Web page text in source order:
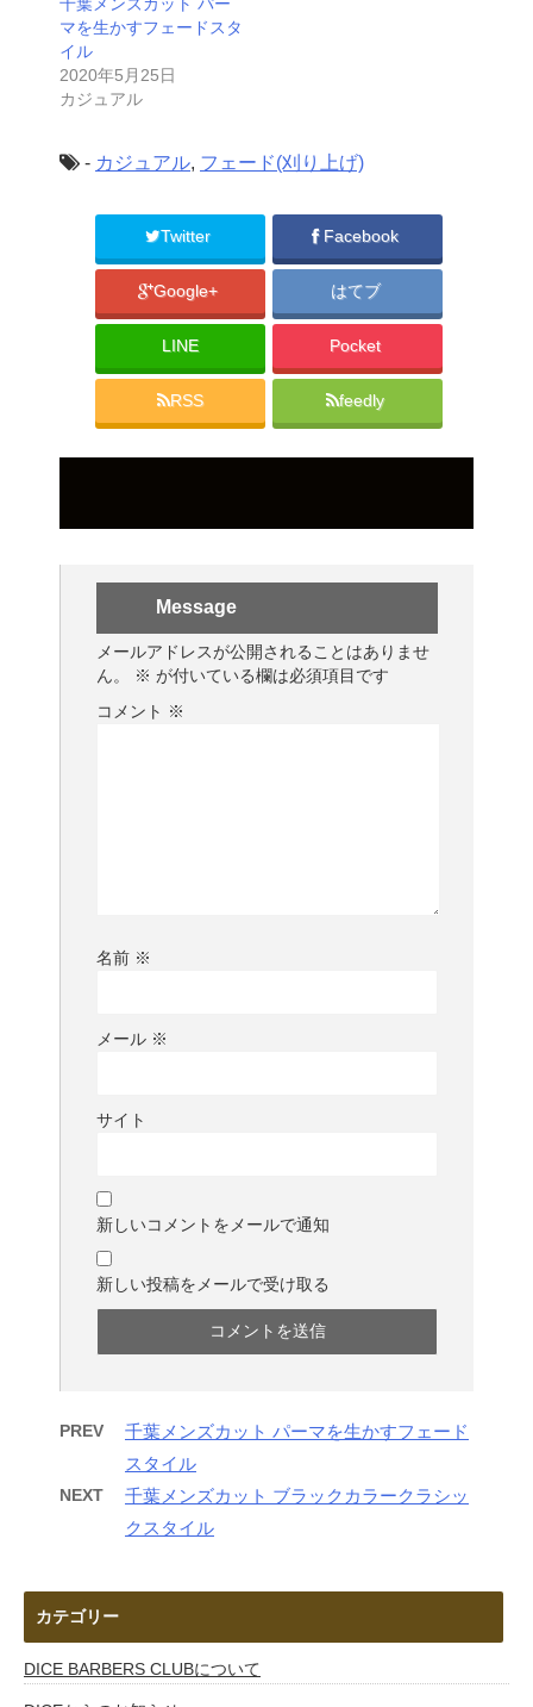
マを生かすフェードスタ
イル
2020年5月25日
カジュアル
- カジュアル, フェード(刈り上げ)
Twitter Facebook
Google+ はてブ
LINE Pocket
RSS feedly
Message
メールアドレスが公開されることはありませ
ん。
※ が付いている欄は必須項目です
コメント ※
名前 ※
メール ※
サイト
新しいコメントをメールで通知
新しい投稿をメールで受け取る
PREV
千葉メンズカット パーマを生かすフェード
スタイル
NEXT
千葉メンズカット ブラックカラークラシッ
クスタイル
カテゴリー
DICE BARBERS CLUBについて